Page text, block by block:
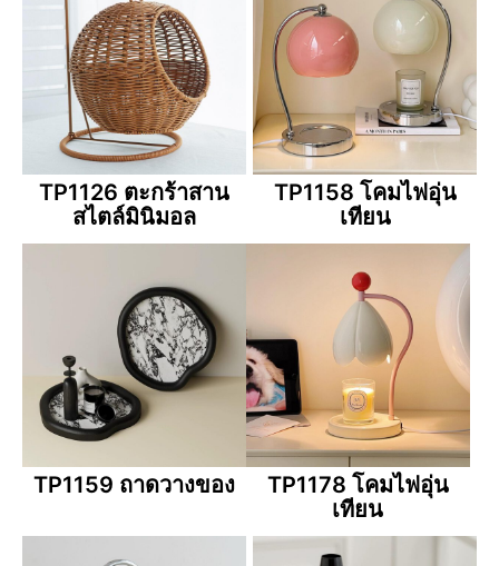
TP1126 ตะกร้าสาน
สไตล์มินิมอล
TP1158 โคมไฟอุ่น
เทียน
TP1159 ถาดวางของ
TP1178 โคมไฟอุ่น
เทียน